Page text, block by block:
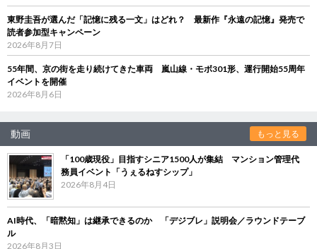
東野圭吾が選んだ「記憶に残る一文」はどれ？ 最新作『永遠の記憶』発売で
読者参加型キャンペーン
2026年8月7日
55年間、京の街を走り続けてきた車両 嵐山線・モボ301形、運行開始55周年
イベントを開催
2026年8月6日
動画 もっと見る
「100歳現役」目指すシニア1500人が集結 マンション管理代
務員イベント「うぇるねすシップ」
2026年8月4日
AI時代、「暗黙知」は継承できるのか 「デジブレ」説明会／ラウンドテーブ
ル
2026年8月3日